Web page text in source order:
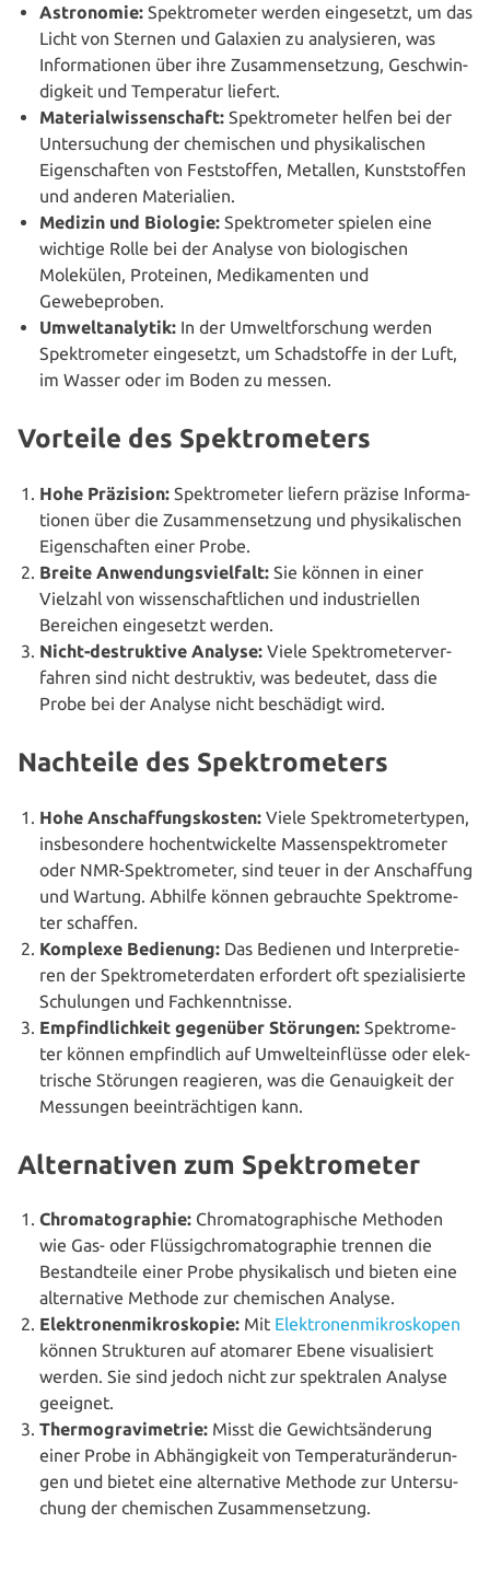
Astro­no­mie: Spek­tro­me­ter werden ein­ge­setzt, um das
Licht von Sternen und Galaxien zu ana­ly­sie­ren, was
Infor­ma­tio­nen über ihre Zusam­men­set­zung, Geschwin­
dig­keit und Tem­pe­ra­tur liefert.
Mate­ri­al­wis­sen­schaft: Spek­tro­me­ter helfen bei der
Unter­su­chung der che­mi­schen und phy­si­ka­li­schen
Eigen­schaf­ten von Fest­stof­fen, Metallen, Kunst­stof­fen
und anderen Materialien.
Medizin und Biologie: Spek­tro­me­ter spielen eine
wichtige Rolle bei der Analyse von bio­lo­gi­schen
Molekülen, Proteinen, Medi­ka­men­ten und
Gewebeproben.
Umwelt­ana­ly­tik: In der Umwelt­for­schung werden
Spek­tro­me­ter ein­ge­setzt, um Schad­stof­fe in der Luft,
im Wasser oder im Boden zu messen.
Vorteile des Spektrometers
Hohe Präzision: Spek­tro­me­ter liefern präzise Infor­ma­
tio­nen über die Zusam­men­set­zung und phy­si­ka­li­schen
Eigen­schaf­ten einer Probe.
Breite Anwen­dungs­viel­falt: Sie können in einer
Vielzahl von wis­sen­schaft­li­chen und indus­tri­el­len
Bereichen ein­ge­setzt werden.
Nicht-destruk­ti­ve Analyse: Viele Spek­tro­me­ter­ver­
fah­ren sind nicht destruk­tiv, was bedeutet, dass die
Probe bei der Analyse nicht beschä­digt wird.
Nachteile des Spektrometers
Hohe Anschaf­fungs­kos­ten: Viele Spek­tro­me­ter­ty­pen,
ins­be­son­de­re hoch­ent­wi­ckel­te Mas­sen­spek­tro­me­ter
oder NMR-Spek­tro­me­ter, sind teuer in der Anschaf­fung
und Wartung. Abhilfe können gebrauch­te Spek­tro­me­
ter schaffen.
Komplexe Bedienung: Das Bedienen und Inter­pre­tie­
ren der Spek­tro­me­ter­da­ten erfordert oft spe­zia­li­sier­te
Schu­lun­gen und Fachkenntnisse.
Emp­find­lich­keit gegenüber Störungen: Spek­tro­me­
ter können emp­find­lich auf Umwelt­ein­flüs­se oder elek­
tri­sche Störungen reagieren, was die Genau­ig­keit der
Messungen beein­träch­ti­gen kann.
Alternativen zum Spektrometer
Chro­ma­to­gra­phie: Chro­ma­to­gra­phi­sche Methoden
wie Gas- oder Flüs­sig­chro­ma­to­gra­phie trennen die
Bestand­tei­le einer Probe phy­si­ka­lisch und bieten eine
alter­na­ti­ve Methode zur che­mi­schen Analyse.
Elek­tro­nen­mi­kro­sko­pie: Mit Elek­tro­nen­mi­kro­sko­pen
können Struk­tu­ren auf atomarer Ebene visua­li­siert
werden. Sie sind jedoch nicht zur spek­tra­len Analyse
geeignet.
Ther­mo­gra­vi­me­trie: Misst die Gewichts­än­de­rung
einer Probe in Abhän­gig­keit von Tem­pe­ra­tur­än­de­run­
gen und bietet eine alter­na­ti­ve Methode zur Unter­su­
chung der che­mi­schen Zusammensetzung.